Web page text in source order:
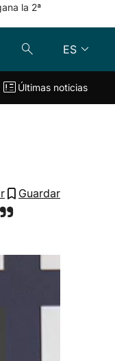
la 2ª
ES
En directo
Últimas noticias
Guardar